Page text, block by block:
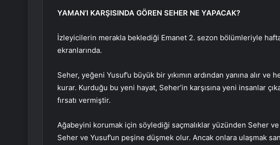
YAMAN’I KARŞISINDA GÖREN SEHER NE YAPACAK?
İzleyicilerin merakla beklediği Emanet 2. sezon bölümleriyle
ekranlarında.
Seher, yeğeni Yusuf’u büyük bir yıkımın ardından yanına alır
kurar. Kurduğu bu yeni hayat, Seher’in karşısına yeni insanlar
fırsatı vermiştir.
Ağabeyini korumak için söylediği saçmalıklar yüzünden Seher ve
Seher ve Yusuf’un peşine düşmek olur. Ancak onlara ulaşmak